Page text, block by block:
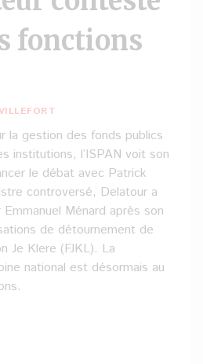
fonctions
la gestion des fonds publics
institutions, l’ISPAN voit son
le débat avec Patrick
controversé, Delatour a
Ménard après son
de détournement de
Je Klere (FJKL). La
national est désormais au